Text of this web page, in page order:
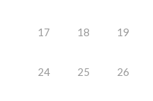
17 18 19
24 25 26